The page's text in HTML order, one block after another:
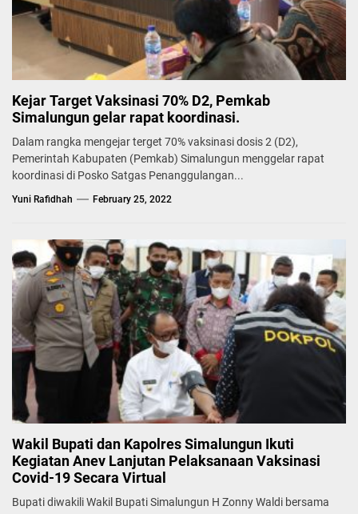
Kejar Target Vaksinasi 70% D2, Pemkab
Simalungun gelar rapat koordinasi.
Dalam rangka mengejar terget 70% vaksinasi dosis 2 (D2),
Pemerintah Kabupaten (Pemkab) Simalungun menggelar rapat
koordinasi di Posko Satgas Penanggulangan...
Yuni Rafidhah February 25, 2022
Wakil Bupati dan Kapolres Simalungun Ikuti
Kegiatan Anev Lanjutan Pelaksanaan Vaksinasi
Covid-19 Secara Virtual
Bupati diwakili Wakil Bupati Simalungun H Zonny Waldi bersama